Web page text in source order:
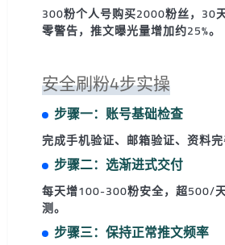
300粉个人号购买2000粉丝，30
零警告，推文曝光量增加约25%。
安全刷粉4步实操
步骤一：账号基础检查
完成手机验证、邮箱验证、资料完
步骤二：选渐进式交付
每天增100-300粉安全，超500/
测。
步骤三：保持正常推文频率